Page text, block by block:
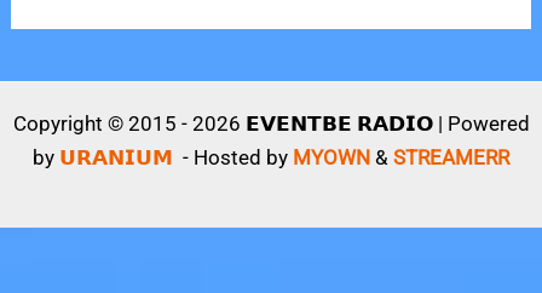
Copyright © 2015 - 2026 𝗘𝗩𝗘𝗡𝗧𝗕𝗘 𝗥𝗔𝗗𝗜𝗢 | Powered
by 𝗨𝗥𝗔𝗡𝗜𝗨𝗠 - Hosted by MYOWN & STREAMERR